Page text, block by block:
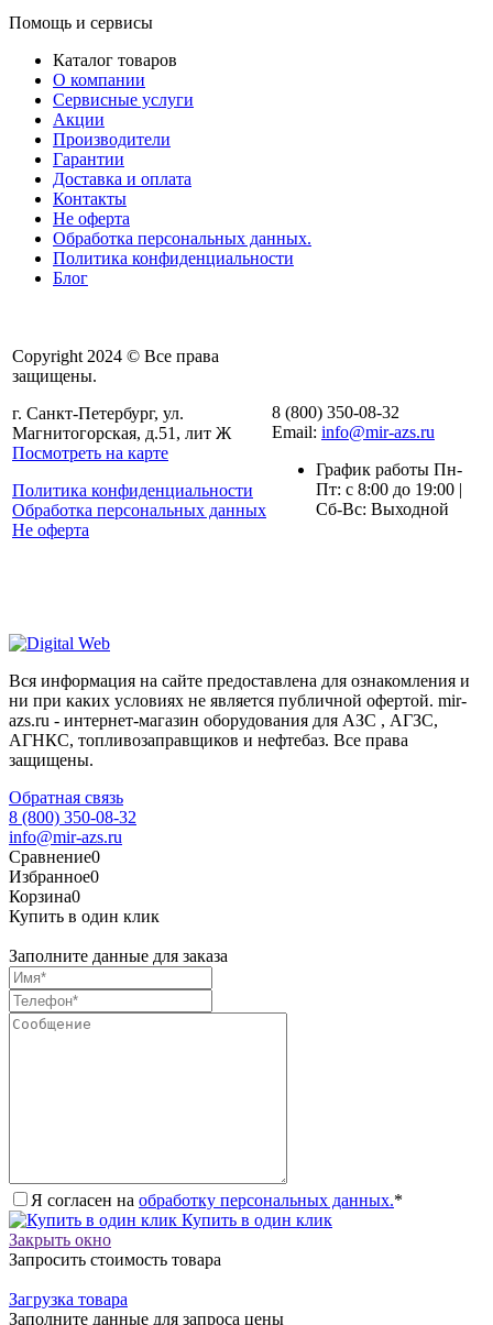
Помощь и сервисы
Каталог товаров
О компании
Сервисные услуги
Акции
Производители
Гарантии
Доставка и оплата
Контакты
Не оферта
Обработка персональных данных.
Политика конфиденциальности
Блог
Copyright 2024 © Все права
защищены.
г. Санкт-Петербург, ул.
Магнитогорская, д.51, лит Ж
Посмотреть на карте
Политика конфиденциальности
Обработка персональных данных
Не оферта
8 (800) 350-08-32
Email: info@mir-azs.ru
График работы Пн-
Пт: с 8:00 до 19:00 |
Сб-Вс: Выходной
Вся информация на сайте предоставлена для ознакомления и
ни при каких условиях не является публичной офертой. mir-
azs.ru - интернет-магазин оборудования для АЗС , АГЗС,
АГНКС, топливозаправщиков и нефтебаз. Все права
защищены.
Обратная связь
8 (800) 350-08-32
info@mir-azs.ru
Сравнение0
Избранное0
Корзина0
Купить в один клик
Заполните данные для заказа
Я согласен на обработку персональных данных.*
Купить в один клик
Закрыть окно
Запросить стоимость товара
Загрузка товара
Заполните данные для запроса цены